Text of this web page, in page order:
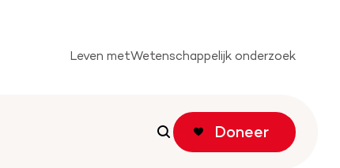
Leven metWetenschappelijk onderzoek
Zoeken
Doneer